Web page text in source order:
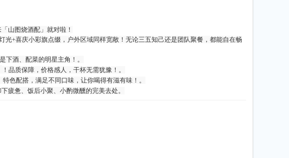
山图烧酒配」就对啦！
光+喜庆小彩旗点缀，户外区域同样宽敞！无论三五知己还是团队聚餐，都能自在畅
下酒、配菜的明星主角！。
！品质保障，价格感人，干杯无需犹豫！。
色配搭，满足不同口味，让你喝得有滋有味！ 。
疲惫、饭后小聚、小酌微醺的完美去处。